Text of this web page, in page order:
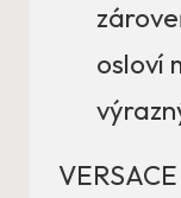
osloví